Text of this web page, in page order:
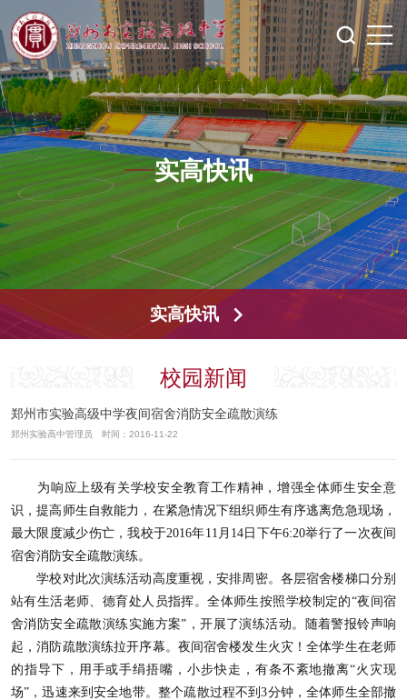
实高快讯
实高快讯
校园新闻
郑州市实验高级中学夜间宿舍消防安全疏散演练
郑州实验高中管理员 时间：2016-11-22
为响应上级有关学校安全教育工作精神，增强全体师生安全意
识，提高师生自救能力，在紧急情况下组织师生有序逃离危急现场，
最大限度减少伤亡，我校于2016年11 月 14日下午6:20举行了一次夜间
宿舍消防安全疏散演练。
学校对此次演练活动高度重视，安排周密。各层宿舍楼梯口分别
站有生活老师、德育处人员指挥。全体师生按照学校制定的“夜间宿
舍消防安全疏散演练实施方案”，开展了演练活动。随着警报铃声响
起，消防疏散演练拉开序幕。夜间宿舍楼发生火灾！全体学生在老师
的指导下，用手或手绢捂嘴，小步快走，有条不紊地撤离“火灾现
场”，迅速来到安全地带。整个疏散过程不到3分钟，全体师生全部撤